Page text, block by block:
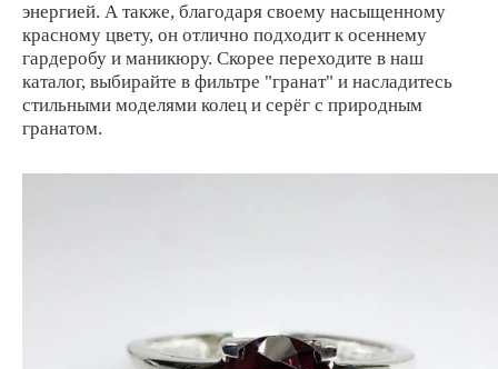
энергией. А также, благодаря своему насыщенному
красному цвету, он отлично подходит к осеннему
гардеробу и маникюру. Скорее переходите в наш
каталог, выбирайте в фильтре "гранат" и насладитесь
стильными моделями колец и серёг с природным
гранатом.